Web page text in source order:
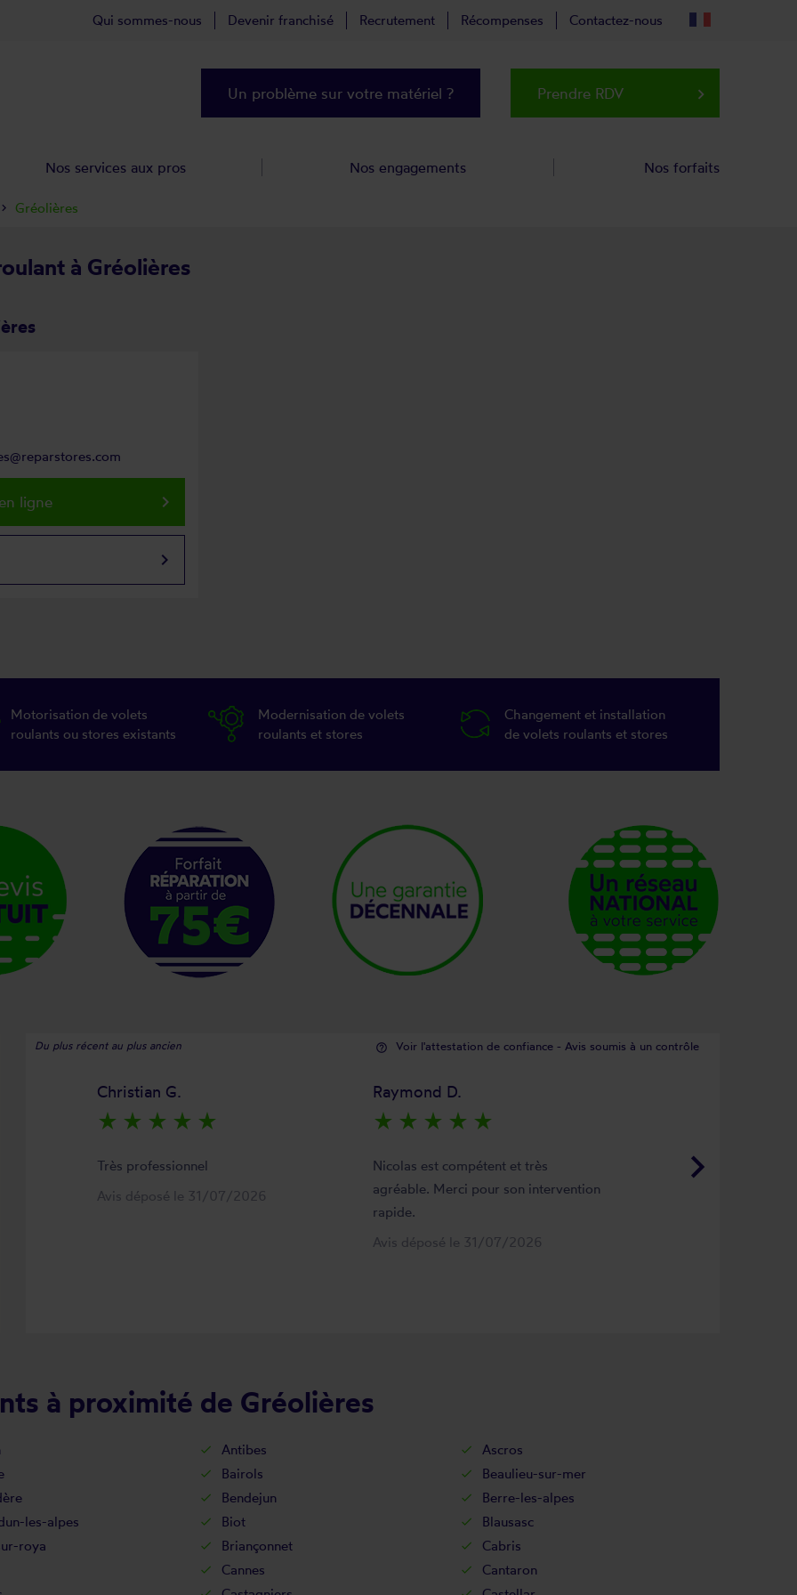
à Gréolières
ligne keyboard_arrow_right
keyboard_arrow_right
Motorisation de volets
roulants ou stores existants
Modernisation de volets
roulants et stores
Changement et installation
de volets roulants et stores
Du plus récent au plus ancien help_outline Voir l'attestation de confiance - Avis soumis à un contrôle
keyboard_arrow_right
Christian G.
star_rate star_rate star_rate star_rate star_rate
Très professionnel
Avis déposé le 31/07/2026
Raymond D.
star_rate star_rate star_rate star_rate star_rate
Nicolas est compétent et très
agréable. Merci pour son intervention
rapide.
Avis déposé le 31/07/2026
à proximité de Gréolières
Antibes
Ascros
Bairols
Beaulieu-sur-mer
Bendejun
Berre-les-alpes
les-alpes Biot
Blausasc
roya Briançonnet
Cabris
Cannes
Cantaron
Gréolières
Qui sommes-nous Devenir franchisé Recrutement Récompenses Contactez-nous
Un problème sur votre matériel ? Prendre RDV keyboard_arrow_right
Nos services aux pros Nos engagements Nos forfaits